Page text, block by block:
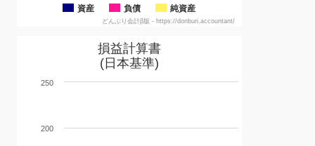
資産 負債 純資産
どんぶり会計β版 - https://donburi.accountant/
損益計算書
(日本基準)
200
250